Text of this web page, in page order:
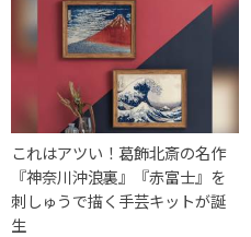
これはアツい！葛飾北斎の名作
『神奈川沖浪裏』『赤富士』を
刺しゅうで描く手芸キットが誕
生